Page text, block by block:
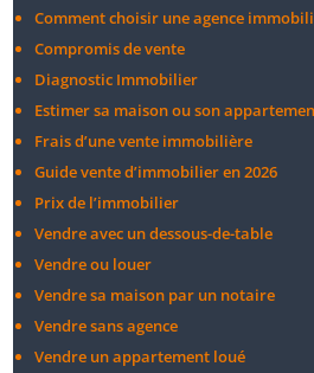
Comment choisir une agence
Compromis de vente
Diagnostic Immobilier
Estimer sa maison ou son
Frais d’une vente immobilière
Guide vente d’immobilier en 2026
Prix de l’immobilier
Vendre avec un dessous-de-table
Vendre ou louer
Vendre sa maison par un notaire
Vendre sans agence
Vendre un appartement loué